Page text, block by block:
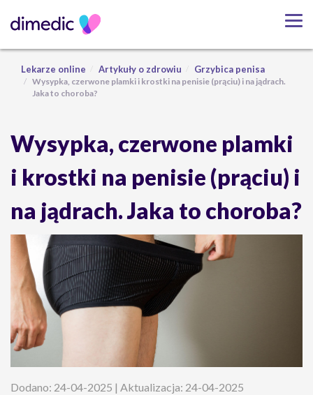
Lekarze online Artykuły o zdrowiu Grzybica penisa
Wysypka, czerwone plamki i krostki na penisie (prąciu) i na jądrach.
Jaka to choroba?
Wysypka, czerwone plamki
i krostki na penisie (prąciu) i
na jądrach. Jaka to choroba?
Dodano: 24-04-2025 | Aktualizacja: 24-04-2025